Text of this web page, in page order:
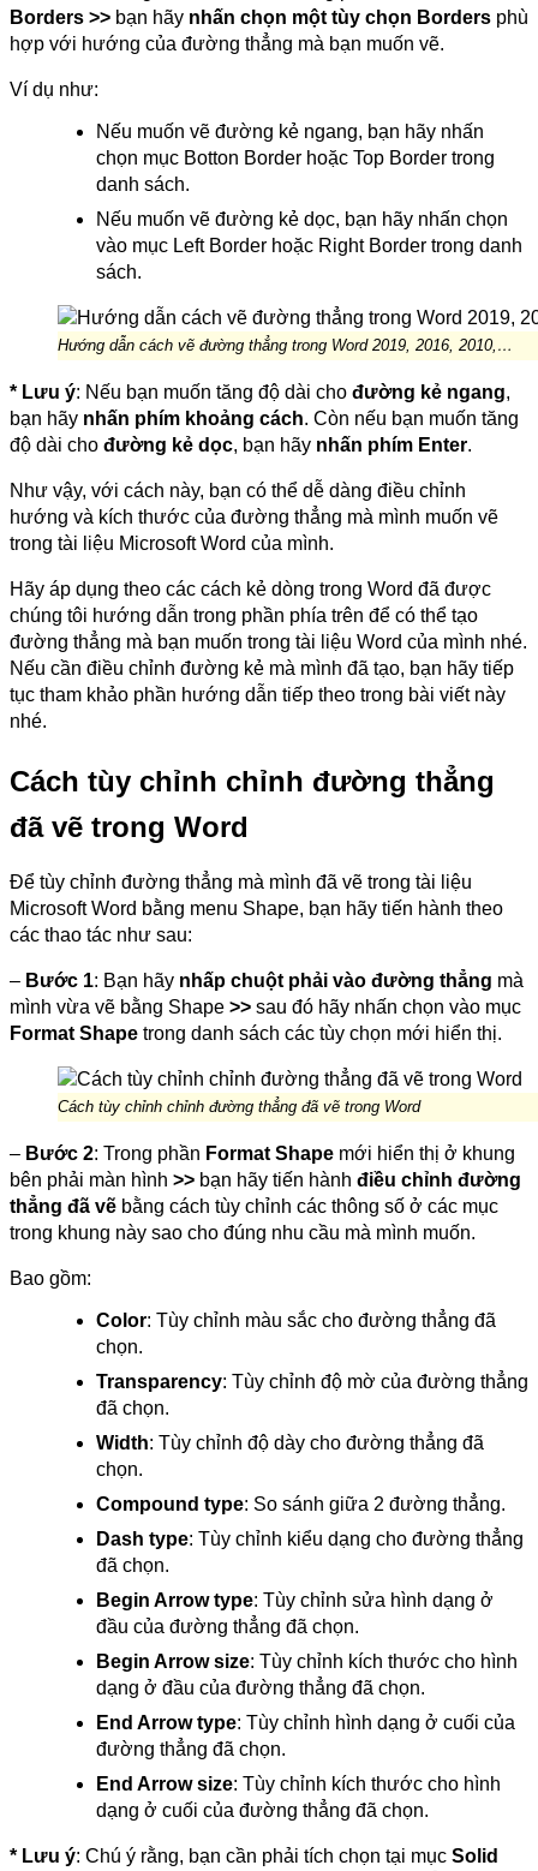
Borders >> bạn hãy nhấn chọn một tùy chọn Borders phù
hợp với hướng của đường thẳng mà bạn muốn vẽ.
Ví dụ như:
Nếu muốn vẽ đường kẻ ngang, bạn hãy nhấn
chọn mục Botton Border hoặc Top Border trong
danh sách.
Nếu muốn vẽ đường kẻ dọc, bạn hãy nhấn chọn
vào mục Left Border hoặc Right Border trong danh
sách.
Hướng dẫn cách vẽ đường thẳng trong Word 2019, 2016, 2010,…
* Lưu ý: Nếu bạn muốn tăng độ dài cho đường kẻ ngang,
bạn hãy nhấn phím khoảng cách. Còn nếu bạn muốn tăng
độ dài cho đường kẻ dọc, bạn hãy nhấn phím Enter.
Như vậy, với cách này, bạn có thể dễ dàng điều chỉnh
hướng và kích thước của đường thẳng mà mình muốn vẽ
trong tài liệu Microsoft Word của mình.
Hãy áp dụng theo các cách kẻ dòng trong Word đã được
chúng tôi hướng dẫn trong phần phía trên để có thể tạo
đường thẳng mà bạn muốn trong tài liệu Word của mình nhé.
Nếu cần điều chỉnh đường kẻ mà mình đã tạo, bạn hãy tiếp
tục tham khảo phần hướng dẫn tiếp theo trong bài viết này
nhé.
Cách tùy chỉnh chỉnh đường thẳng
đã vẽ trong Word
Để tùy chỉnh đường thẳng mà mình đã vẽ trong tài liệu
Microsoft Word bằng menu Shape, bạn hãy tiến hành theo
các thao tác như sau:
– Bước 1: Bạn hãy nhấp chuột phải vào đường thẳng mà
mình vừa vẽ bằng Shape >> sau đó hãy nhấn chọn vào mục
Format Shape trong danh sách các tùy chọn mới hiển thị.
Cách tùy chỉnh chỉnh đường thẳng đã vẽ trong Word
– Bước 2: Trong phần Format Shape mới hiển thị ở khung
bên phải màn hình >> bạn hãy tiến hành điều chỉnh đường
thẳng đã vẽ bằng cách tùy chỉnh các thông số ở các mục
trong khung này sao cho đúng nhu cầu mà mình muốn.
Bao gồm:
Color: Tùy chỉnh màu sắc cho đường thẳng đã
chọn.
Transparency: Tùy chỉnh độ mờ của đường thẳng
đã chọn.
Width: Tùy chỉnh độ dày cho đường thẳng đã
chọn.
Compound type: So sánh giữa 2 đường thẳng.
Dash type: Tùy chỉnh kiểu dạng cho đường thẳng
đã chọn.
Begin Arrow type: Tùy chỉnh sửa hình dạng ở
đầu của đường thẳng đã chọn.
Begin Arrow size: Tùy chỉnh kích thước cho hình
dạng ở đầu của đường thẳng đã chọn.
End Arrow type: Tùy chỉnh hình dạng ở cuối của
đường thẳng đã chọn.
End Arrow size: Tùy chỉnh kích thước cho hình
dạng ở cuối của đường thẳng đã chọn.
* Lưu ý: Chú ý rằng, bạn cần phải tích chọn tại mục Solid